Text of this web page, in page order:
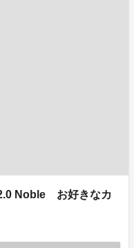
Noble お好きなカ